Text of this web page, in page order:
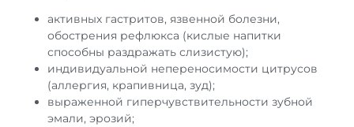
активных гастритов, язвенной болезни,
обострения рефлюкса (кислые напитки
способны раздражать слизистую);
индивидуальной непереносимости цитрусов
(аллергия, крапивница, зуд);
выраженной гиперчувствительности зубной
эмали, эрозий;